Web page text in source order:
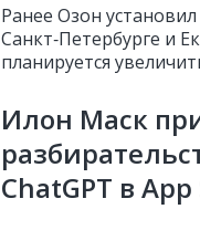
Ранее Озон
Санкт‑Петербурге и
планируется
Илон Маск
ChatGPT в